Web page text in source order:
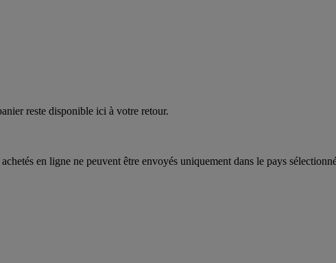
reste disponible ici à votre retour.
en ligne ne peuvent être envoyés uniquement dans le pays